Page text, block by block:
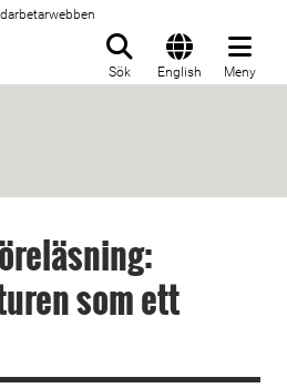
Sök English Meny
som ett